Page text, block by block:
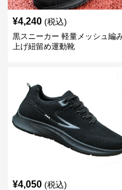
¥4,240 (税込)
黒スニーカー 軽量メッシュ編
上げ紐留め運動靴
¥4,050 (税込)